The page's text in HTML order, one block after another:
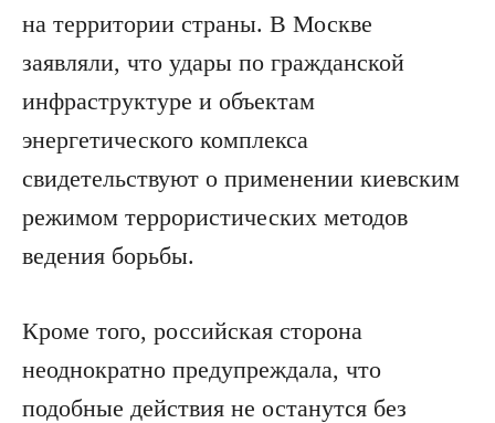
на территории страны. В Москве
заявляли, что удары по гражданской
инфраструктуре и объектам
энергетического комплекса
свидетельствуют о применении киевским
режимом террористических методов
ведения борьбы.
Кроме того, российская сторона
неоднократно предупреждала, что
подобные действия не останутся без